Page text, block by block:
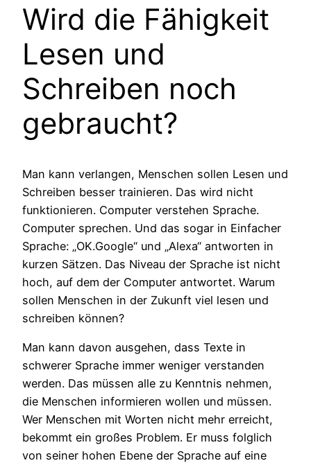
Wird die Fähigkeit
Lesen und
Schreiben noch
gebraucht?
Man kann verlangen, Menschen sollen Lesen und
Schreiben besser trainieren. Das wird nicht
funktionieren. Computer verstehen Sprache.
Computer sprechen. Und das sogar in Einfacher
Sprache: „OK.Google“ und „Alexa“ antworten in
kurzen Sätzen. Das Niveau der Sprache ist nicht
hoch, auf dem der Computer antwortet. Warum
sollen Menschen in der Zukunft viel lesen und
schreiben können?
Man kann davon ausgehen, dass Texte in
schwerer Sprache immer weniger verstanden
werden. Das müssen alle zu Kenntnis nehmen,
die Menschen informieren wollen und müssen.
Wer Menschen mit Worten nicht mehr erreicht,
bekommt ein großes Problem. Er muss folglich
von seiner hohen Ebene der Sprache auf eine